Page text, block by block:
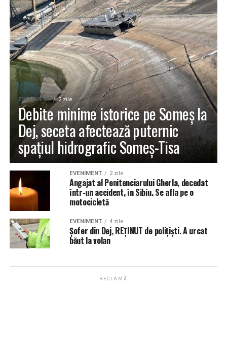
EVENIMENT 2 zile
Debite minime istorice pe Someș la
Dej, seceta afectează puternic
spațiul hidrografic Someș-Tisa
EVENIMENT 2 zile
Angajat al Penitenciarului Gherla, decedat
într-un accident, în Sibiu. Se afla pe o
motocicletă
EVENIMENT 4 zile
Șofer din Dej, REȚINUT de polițiști. A urcat
băut la volan
RECLAMĂ